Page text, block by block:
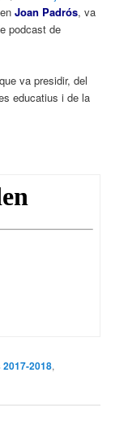
Joan Padrós, va
podcast de
va presidir, del
educatius i de la
2018,